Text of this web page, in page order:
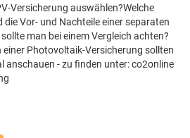
Versicherung auswählen?Welche
die Vor- und Nachteile einer separaten
man bei einem Vergleich achten?
einer Photovoltaik-Versicherung sollten
anschauen - zu finden unter: co2online